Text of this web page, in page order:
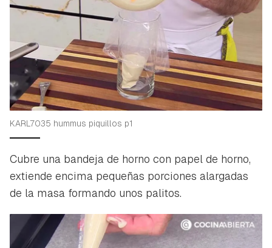
KARL7035 hummus piquillos p1
Cubre una bandeja de horno con papel de horno,
extiende encima pequeñas porciones alargadas
de la masa formando unos palitos.